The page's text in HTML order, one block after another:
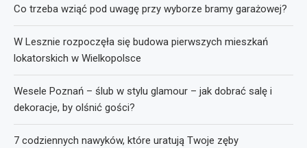
Co trzeba wziąć pod uwagę przy wyborze bramy garażowej?
W Lesznie rozpoczęła się budowa pierwszych mieszkań
lokatorskich w Wielkopolsce
Wesele Poznań – ślub w stylu glamour – jak dobrać salę i
dekoracje, by olśnić gości?
7 codziennych nawyków, które uratują Twoje zęby